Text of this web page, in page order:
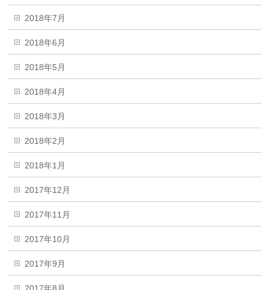
2018年7月
2018年6月
2018年5月
2018年4月
2018年3月
2018年2月
2018年1月
2017年12月
2017年11月
2017年10月
2017年9月